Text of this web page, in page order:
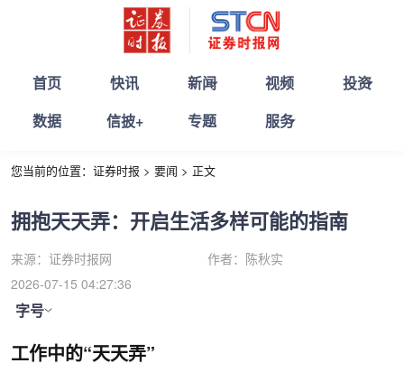
首页 快讯 新闻 视频
投资
数据
信披+ 专题 服务
您当前的位置： 证券时报 > 要闻 > 正文
拥抱天天弄：开启生活多样可能的指南
来源： 证券时报网 作者： 陈秋实
2026-07-15 04:27:36
字号
工作中的“天天弄”